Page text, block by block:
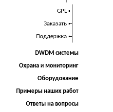
GPL
Заказать
Поддержка
DWDM системы
Охрана и мониторинг
Оборудование
Примеры наших работ
Ответы на вопросы